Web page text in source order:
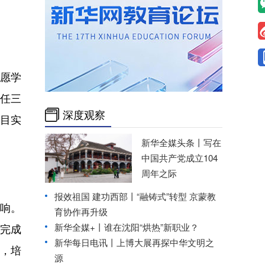
学
三
实
。
成
培
深度观察
新华全媒头条丨 写在
中国共产党成立104
周年之际
报效祖国 建功西部丨 “融铸式”转型 京蒙教
育协作再升级
新华全媒+丨 谁在沈阳“烘热”新职业？
新华每日电讯丨
上博大展再探中华文明之
源